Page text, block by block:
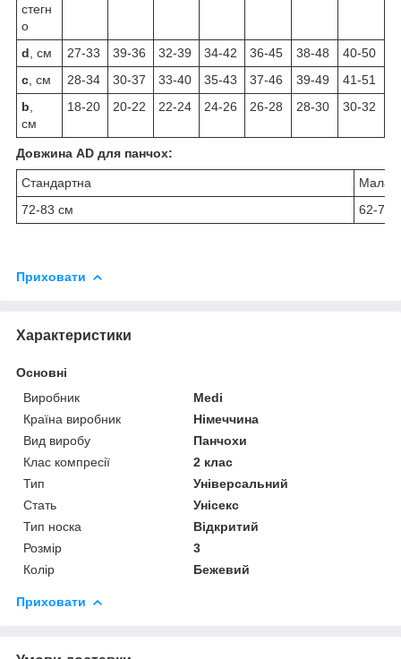
стегн
о
d , см 27-33 39-36 32-39 34-42 36-45 38-48
40-50
c , см 28-34 30-37 33-40 35-43 37-46 39-49
41-51
b
см
18-20 20-22 22-24 24-26 26-28 28-30 30-32
Довжина AD для панчох:
Стандартна
Мала
72-83 см
62-71
Приховати
Характеристики
Основні
Виробник
Medi
Країна виробник
Німеччина
Вид виробу
Панчохи
Клас компресії
2 клас
Тип
Універсальний
Стать
Унісекс
Тип носка
Відкритий
Розмір
3
Колір
Бежевий
Приховати